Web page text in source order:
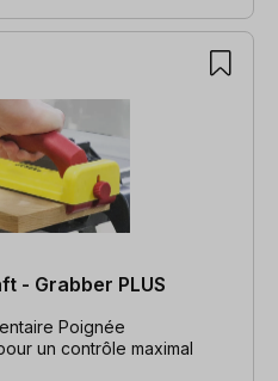
- Grabber PLUS
un contrôle maximal